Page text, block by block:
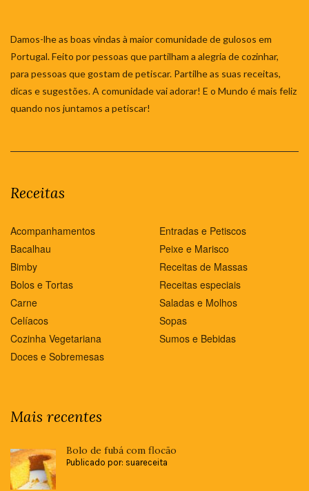
Damos-lhe as boas vindas à maior comunidade de gulosos em
Portugal. Feito por pessoas que partilham a alegria de cozinhar,
para pessoas que gostam de petiscar. Partilhe as suas receitas,
dicas e sugestões. A comunidade vai adorar! E o Mundo é mais feliz
quando nos juntamos a petiscar!
Receitas
Acompanhamentos
Bacalhau
Bimby
Bolos e Tortas
Carne
Celíacos
Cozinha Vegetariana
Doces e Sobremesas
Entradas e Petiscos
Peixe e Marisco
Receitas de Massas
Receitas especiais
Saladas e Molhos
Sopas
Sumos e Bebidas
Mais recentes
Bolo de fubá com flocão
Publicado por: suareceita